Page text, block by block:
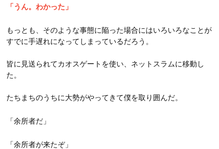
「うん。わかった」
もっとも、そのような事態に陥った場合にはいろいろなことが
すでに手遅れになってしまっているだろう。
皆に見送られてカオスゲートを使い、ネットスラムに移動し
た。
たちまちのうちに大勢がやってきて僕を取り囲んだ。
「余所者だ」
「余所者が来たぞ」